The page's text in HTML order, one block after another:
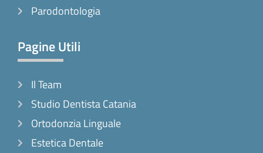
Parodontologia
Pagine Utili
Il Team
Studio Dentista Catania
Ortodonzia Linguale
Estetica Dentale